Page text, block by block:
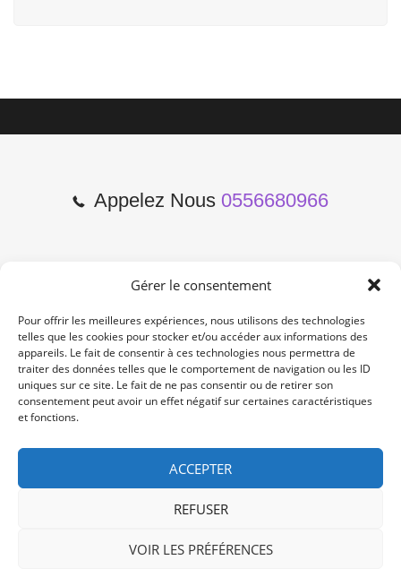
Gérer le consentement
Pour offrir les meilleures expériences, nous utilisons des technologies
telles que les cookies pour stocker et/ou accéder aux informations des
appareils. Le fait de consentir à ces technologies nous permettra de
traiter des données telles que le comportement de navigation ou les ID
uniques sur ce site. Le fait de ne pas consentir ou de retirer son
consentement peut avoir un effet négatif sur certaines caractéristiques
et fonctions.
ACCEPTER
REFUSER
VOIR LES PRÉFÉRENCES
Appelez Nous 0556680966
2 Cours de l'Yser 33800
Bordeaux
Lun-Samedi: 10:00 -19:00
Non Stop
/ /